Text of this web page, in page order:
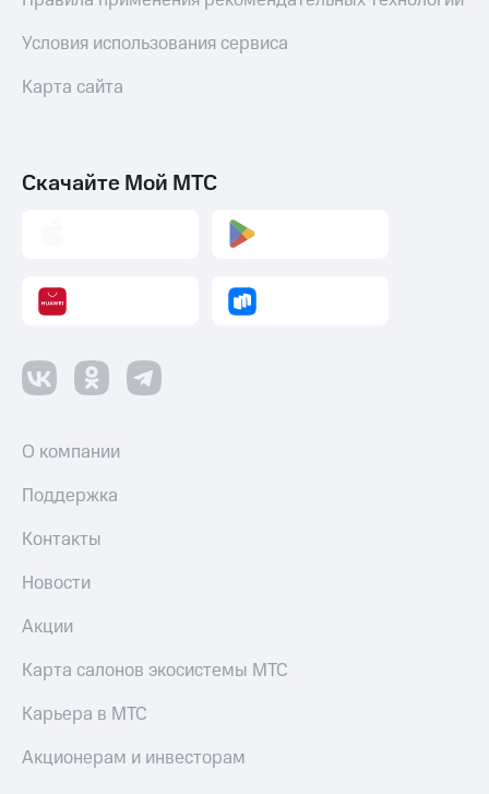
Условия использования сервиса
Карта сайта
Скачайте Мой МТС
О компании
Поддержка
Контакты
Новости
Акции
Карта салонов экосистемы МТС
Карьера в МТС
Акционерам и инвесторам